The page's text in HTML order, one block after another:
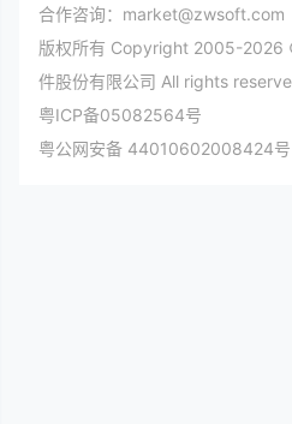
合作咨询：market@zwsoft.com
版权所有 Copyright 2005-2026
件股份有限公司 All rights
粤ICP备05082564号
粤公网安备 44010602008424号